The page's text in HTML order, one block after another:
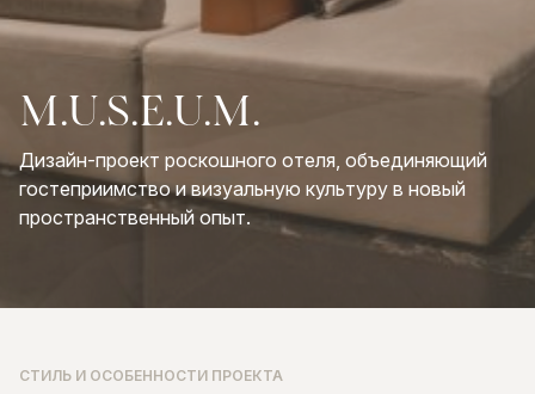
M.U.S.E.U.M.
Дизайн-проект роскошного отеля, объединяющий
гостеприимство и визуальную культуру в новый
пространственный опыт.
СТИЛЬ И ОСОБЕННОСТИ ПРОЕКТА